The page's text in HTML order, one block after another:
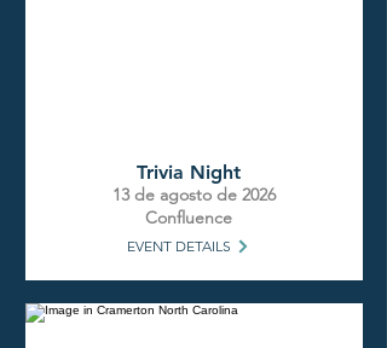
Trivia Night
13 de agosto de 2026
Confluence
EVENT DETAILS